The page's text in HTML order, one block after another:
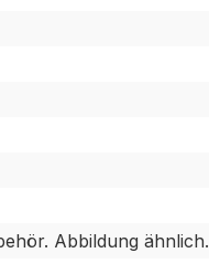
Abbildung ähnlich.